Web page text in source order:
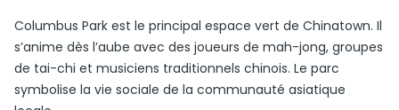
Columbus Park est le principal espace vert de Chinatown. Il
s’anime dès l’aube avec des joueurs de mah-jong, groupes
de tai-chi et musiciens traditionnels chinois. Le parc
symbolise la vie sociale de la communauté asiatique